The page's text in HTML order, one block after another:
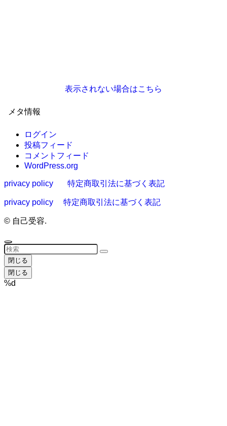
表示されない場合はこちら
メタ情報
ログイン
投稿フィード
コメントフィード
WordPress.org
privacy policy 特定商取引法に基づく表記
privacy policy 特定商取引法に基づく表記
© 自己受容.
閉じる
閉じる
%d